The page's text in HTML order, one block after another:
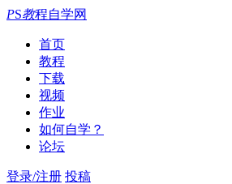
PS教程自学网
首页
教程
下载
视频
作业
如何自学？
论坛
登录/注册 投稿